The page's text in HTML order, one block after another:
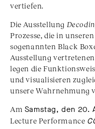
vertiefen.
Die Ausstellung
Prozesse, die in
sogenannten Black
Ausstellung
legen die
und visualisieren
unsere Wahrnehmung
Am Samstag, den 20.
Lecture Performance